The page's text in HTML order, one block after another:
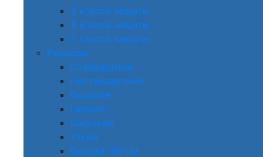
3 класса защиты
4 класса защиты
5 класса защиты
Размеры
Стандартные
Нестандартные
Высокие
Низкие
Широкие
Узкие
Высота 190 см